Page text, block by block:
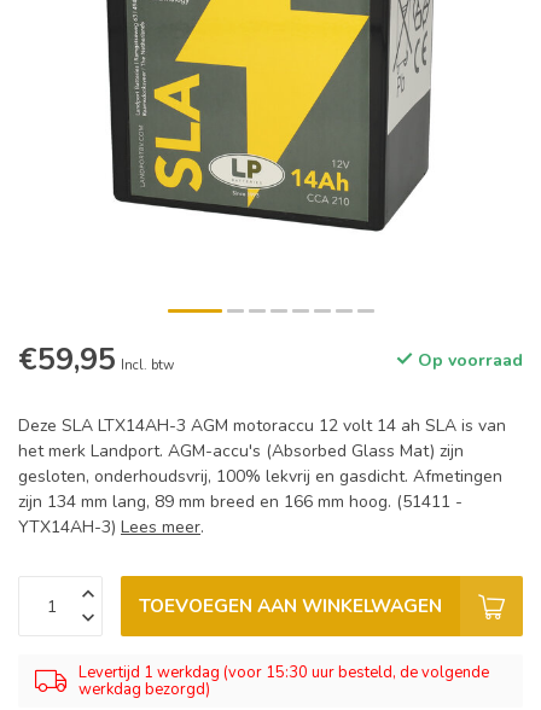
€59,95 Incl. btw Op voorraad
Deze SLA LTX14AH-3 AGM motoraccu 12 volt 14 ah SLA is van
het merk Landport. AGM-accu's (Absorbed Glass Mat) zijn
gesloten, onderhoudsvrij, 100% lekvrij en gasdicht. Afmetingen
zijn 134 mm lang, 89 mm breed en 166 mm hoog. (51411 -
YTX14AH-3) Lees meer.
TOEVOEGEN AAN WINKELWAGEN
Levertijd 1 werkdag (voor 15:30 uur besteld, de volgende
werkdag bezorgd)